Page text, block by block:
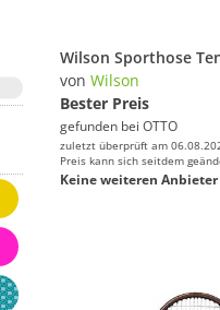
von Wilson
Bester Preis
gefunden bei OTTO
zuletzt überprüft am
Preis kann sich seitdem
Keine weiteren Anbieter